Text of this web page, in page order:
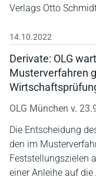
Verlags Otto
14.10.2022
Derivate: OLG
Musterverfahren
OLG München v.
Die Entscheidung
den im
Feststellungszielen
einer Anleihe auf